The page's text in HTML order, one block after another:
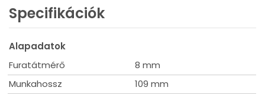
Specifikációk
Alapadatok
Furatátmérő
8 mm
Munkahossz
109 mm